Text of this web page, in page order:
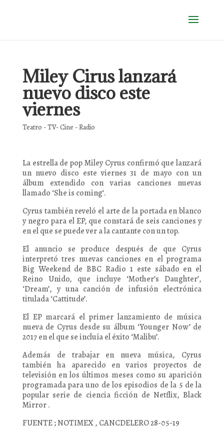
Miley Cirus lanzará
nuevo disco este
viernes
Teatro - TV- Cine - Radio
La estrella de pop Miley Cyrus confirmó que lanzará
un nuevo disco este viernes 31 de mayo con un
álbum extendido con varias canciones nuevas
llamado ‘She is coming‘.
Cyrus también reveló el arte de la portada en blanco
y negro para el EP, que constará de seis canciones y
en el que se puede ver a la cantante con un top.
El anuncio se produce después de que Cyrus
interpretó tres nuevas canciones en el programa
Big Weekend de BBC Radio 1 este sábado en el
Reino Unido, que incluye ‘Mother’s Daughter’,
‘Dream’, y una canción de infusión electrónica
titulada ‘Cattitude’.
El EP marcará el primer lanzamiento de música
nueva de Cyrus desde su álbum ‘Younger Now’ de
2017 en el que se incluía el éxito ‘Malibu’.
Además de trabajar en nueva música, Cyrus
también ha aparecido en varios proyectos de
televisión en los últimos meses como su aparición
programada para uno de los episodios de la 5 de la
popular serie de ciencia ficción de Netflix, Black
Mirror .
FUENTE ; NOTIMEX , CANCDELERO 28-05-19